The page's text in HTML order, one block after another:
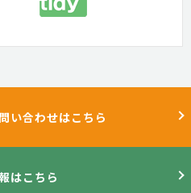
い合わせはこちら
はこちら